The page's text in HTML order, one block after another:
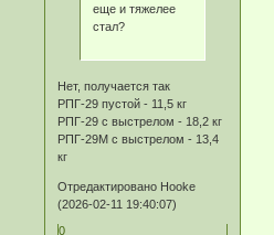
еще и тяжелее
стал?
Нет, получается так
РПГ-29 пустой - 11,5 кг
РПГ-29 с выстрелом - 18,2 кг
РПГ-29М с выстрелом - 13,4
кг
Отредактировано Hooke
(2026-02-11 19:40:07)
0